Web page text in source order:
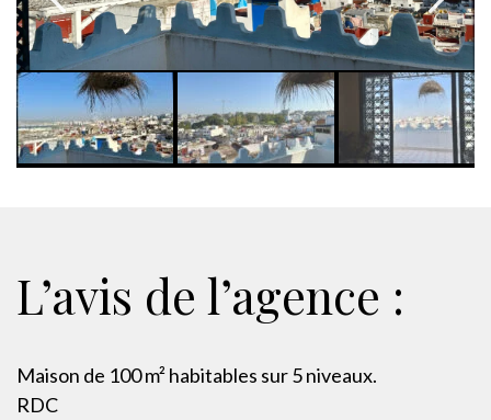
L’avis de l’agence :
Maison de 100 m² habitables sur 5 niveaux.
RDC